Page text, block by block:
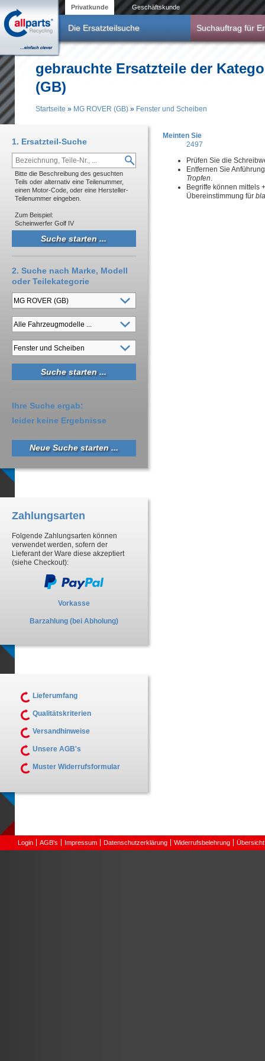
Privatkunde Geschäftskunde
Die Ersatzteilsuche Suchauftrag für
gebrauchte Ersatzteile der
(GB)
Startseite » MG ROVER (GB) » Fenster und Scheiben
Meinten Sie
2497
Prüfen Sie die
Entfernen Sie
Tropfen.
Begriffe können mittels
Übereinstimmung für
1. Ersatzteil-Suche
Bitte die Beschreibung des gesuchten
Teils oder alternativ eine Teilenummer,
einen Motor-Code, oder eine Hersteller-
Teilenummer eingeben.
Zum Beispiel:
Scheinwerfer Golf IV
2. Suche nach Marke, Modell
oder Teilekategorie
Ihre Suche ergab:
leider keine Ergebnisse
Neue Suche starten ...
Zahlungsarten
Folgende Zahlungsarten können
verwendet werden, sofern der
Lieferant der Ware diese akzeptiert
(siehe Checkout):
Vorkasse
Barzahlung (bei Abholung)
Lieferumfang
Qualitätskriterien
Versandhinweise
Unsere AGB's
Muster Widerrufsformular
Login AGB's Impressum Datenschutzerklärung Widerrufsbelehrung